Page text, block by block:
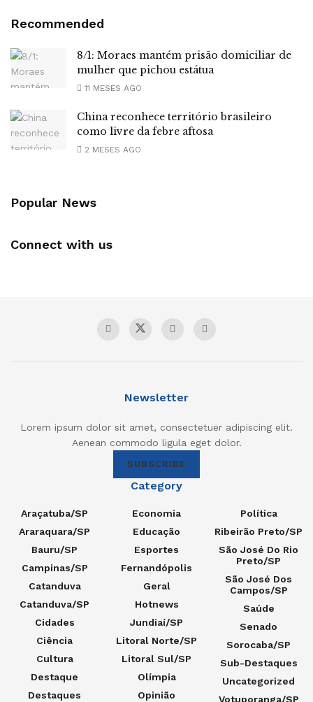
Recommended
8/1: Moraes mantém prisão domiciliar de
mulher que pichou estátua
11 MESES AGO
China reconhece território brasileiro
como livre da febre aftosa
2 MESES AGO
Popular News
Connect with us
Newsletter
Lorem ipsum dolor sit amet, consectetuer adipiscing elit.
Aenean commodo ligula eget dolor.
SUBSCRIBE
Category
Araçatuba/SP
Araraquara/SP
Bauru/SP
Campinas/SP
Catanduva
Catanduva/SP
Cidades
Ciência
Cultura
Destaque
Destaques
Economia
Educação
Esportes
Fernandópolis
Geral
Hotnews
Jundiaí/SP
Litoral Norte/SP
Litoral Sul/SP
Olímpia
Opinião
Política
Ribeirão Preto/SP
São José Do Rio
Preto/SP
São José Dos
Campos/SP
Saúde
Senado
Sorocaba/SP
Sub-Destaques
Uncategorized
Votuporanga/SP